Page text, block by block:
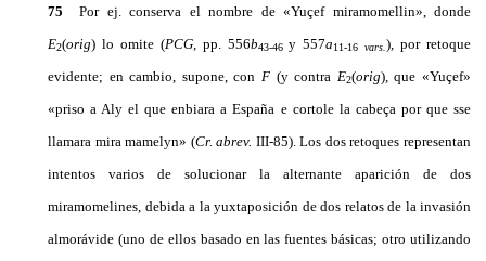
75 Por ej. conserva el nombre de «Yuçef miramomellin», donde
E2(orig) lo omite (PCG, pp. 556b43-46y 557a11-16 vars. ) ,por retoque
evidente; en cambio, supone, con F (y contra E2(orig),que «Yuçef»
«priso a Aly el que enbiara a España e cortole la cabeça por que sse
llamara mira mamelyn» (Cr. abrev. III-85). Los dos retoques representan
intentos varios de solucionar la alternante aparición de dos
miramomelines, debida a la yuxtaposición de dos relatos de la invasión
almorávide (uno de ellos basado en las fuentes básicas; otro utilizando